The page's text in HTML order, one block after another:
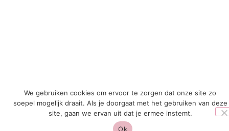
We gebruiken cookies om ervoor te zorgen dat onze site zo
soepel mogelijk draait. Als je doorgaat met het gebruiken van deze
site, gaan we ervan uit dat je ermee instemt.
Ok